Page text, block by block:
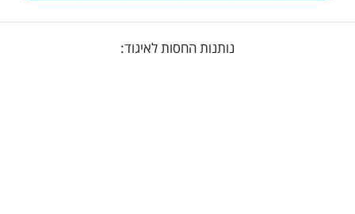
נותנות החסות לאיגוד: